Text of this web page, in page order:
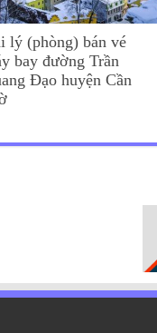
lý (phòng) bán vé
bay đường Trần
Đạo huyện Cần